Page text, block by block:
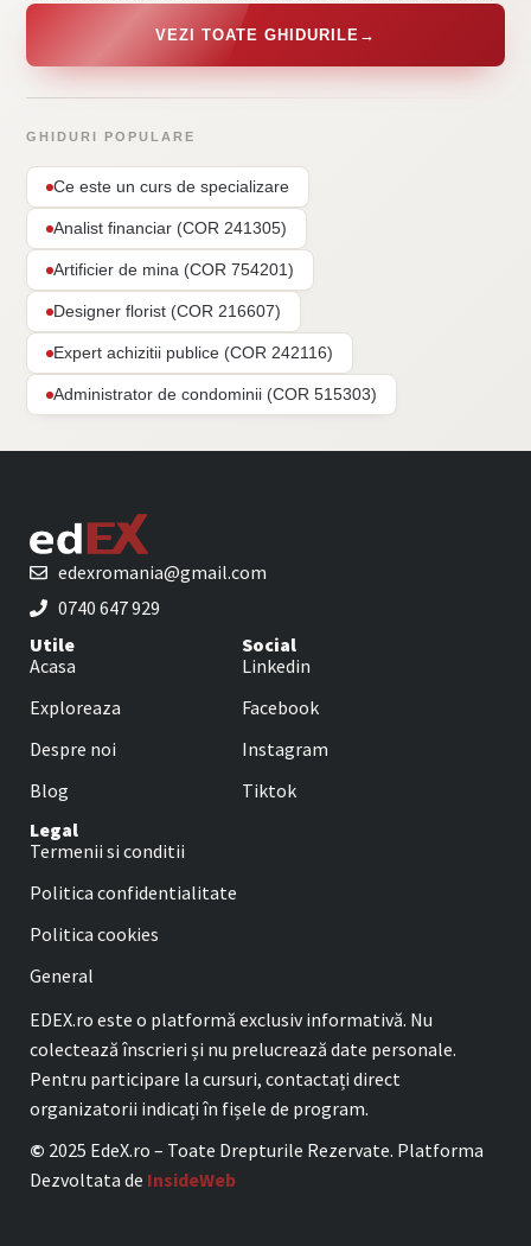
VEZI TOATE GHIDURILE →
GHIDURI POPULARE
Ce este un curs de specializare
Analist financiar (COR 241305)
Artificier de mina (COR 754201)
Designer florist (COR 216607)
Expert achizitii publice (COR 242116)
Administrator de condominii (COR 515303)
edexromania@gmail.com
0740 647 929
Utile
Acasa
Exploreaza
Despre noi
Blog
Social
Linkedin
Facebook
Instagram
Tiktok
Legal
Termenii si conditii
Politica confidentialitate
Politica cookies
General
EDEX.ro este o platformă exclusiv informativă. Nu
colectează înscrieri și nu prelucrează date personale.
Pentru participare la cursuri, contactați direct
organizatorii indicați în fișele de program.
© 2025 EdeX.ro – Toate Drepturile Rezervate. Platforma
Dezvoltata de InsideWeb